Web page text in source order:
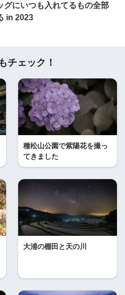
グにいつも入れてるもの全部
in 2023
チェック！
種松山公園で紫陽花を撮っ
てきました
大浦の棚田と天の川